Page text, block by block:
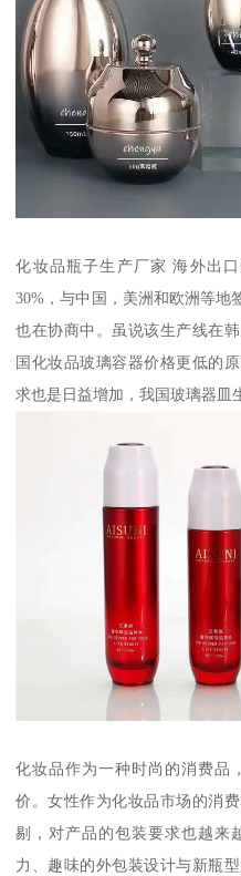
化妆品瓶子生产厂家 海外出
30%，与中国，美洲和欧洲等地
也在协商中。虽说该生产线在
国化妆品玻璃容器价格更低的
求也是日益增加，我国玻璃器皿
化妆品作为一种时尚的消费品
价。女性作为化妆品市场的消
剔，对产品的包装要求也越来
力、趣味的外包装设计与新瓶